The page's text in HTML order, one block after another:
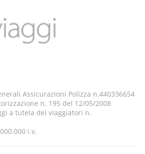
Assicurazioni Polizza n.440336654
n. 195 del 12/05/2008
a tutela dei viaggiatori n.
i.v.